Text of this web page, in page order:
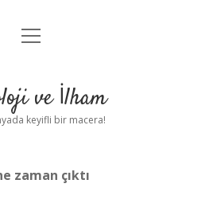
Anasayfa
Uyarı
menüyü
ve İlham
keyifli bir macera!
zaman çıktı